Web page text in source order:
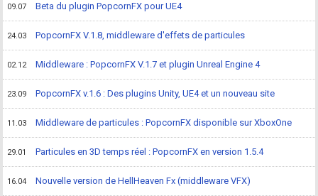
09.07 Beta du plugin PopcornFX pour UE4
24.03 PopcornFX V.1.8, middleware d'effets de particules
02.12 Middleware : PopcornFX V.1.7 et plugin Unreal Engine 4
23.09 PopcornFX v.1.6 : Des plugins Unity, UE4 et un nouveau site
11.03 Middleware de particules : PopcornFX disponible sur XboxOne
29.01 Particules en 3D temps réel : PopcornFX en version 1.5.4
16.04 Nouvelle version de HellHeaven Fx (middleware VFX)